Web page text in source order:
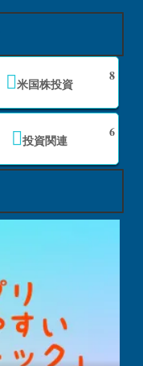
米国株投資
8
投資関連
6